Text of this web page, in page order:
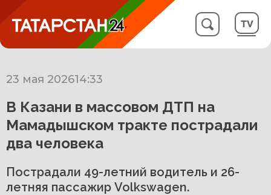
23 мая 202614:33
В Казани в массовом ДТП на
Мамадышском тракте пострадали
два человека
Пострадали 49-летний водитель и 26-
летняя пассажир Volkswagen.